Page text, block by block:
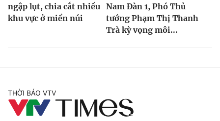
ngập lụt, chia cắt nhiều
khu vực ở miền núi
Nam Đàn 1, Phó Thủ
tướng Phạm Thị Thanh
Trà kỳ vọng môi...
THỜI BÁO VTV